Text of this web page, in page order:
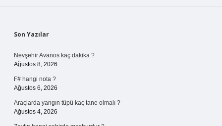
Sidebar
Son Yazılar
Nevşehir Avanos kaç dakika ?
Ağustos 8, 2026
F# hangi nota ?
Ağustos 6, 2026
Araçlarda yangın tüpü kaç tane olmalı ?
Ağustos 4, 2026